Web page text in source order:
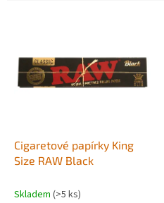
Cigaretové papírky King
Size RAW Black
Skladem (>5 ks)